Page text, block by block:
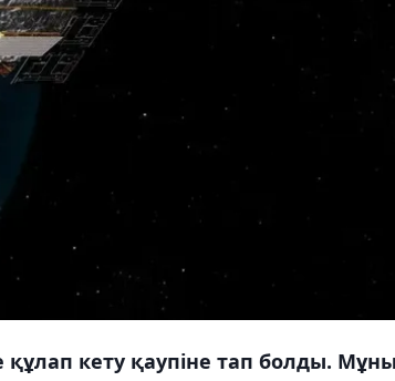
кету қаупіне тап болды.